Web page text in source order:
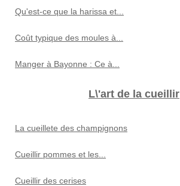
Qu'est-ce que la harissa et...
Coût typique des moules à...
Manger à Bayonne : Ce à...
L\'art de la cueillir
La cueillete des champignons
Cueillir pommes et les...
Cueillir des cerises